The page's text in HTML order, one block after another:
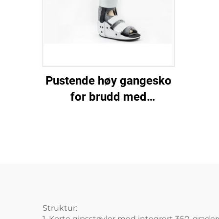
Pustende høy gangesko
for brudd med
Struktur: